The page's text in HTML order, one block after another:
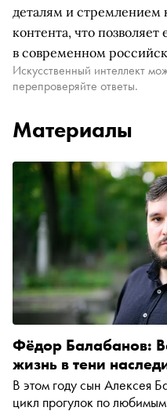
деталям и стремлением
контента, что
в современном
Искусственный интеллект
перепроверяйте ответы.
Материалы
Фёдор Балабанов:
жизнь в тени
В этом году сын Алексея
цикл прогулок по любимым